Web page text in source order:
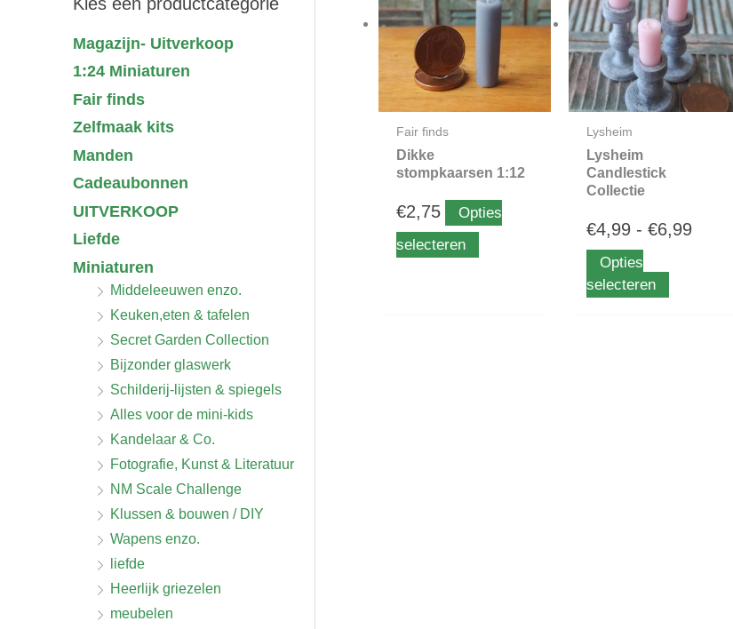
Magazijn- Uitverkoop
1:24 Miniaturen
Fair finds
Zelfmaak kits
Manden
Cadeaubonnen
UITVERKOOP
Liefde
Miniaturen
Middeleeuwen enzo.
Keuken,eten & tafelen
Secret Garden Collection
Bijzonder glaswerk
Schilderij-lijsten & spiegels
Alles voor de mini-kids
Kandelaar & Co.
Fotografie, Kunst & Literatuur
NM Scale Challenge
Klussen & bouwen / DIY
Wapens enzo.
liefde
Heerlijk griezelen
meubelen
Fair finds
Dikke
stompkaarsen 1:12
€2,75
Opties
selecteren
meerdere
variaties.
Deze
optie
op
productpagina
Lysheim
Lysheim
Candlestick
Collectie
€4,99 - €6,99
tot
Opties
selecteren
meerdere
variaties.
Deze
optie
kan